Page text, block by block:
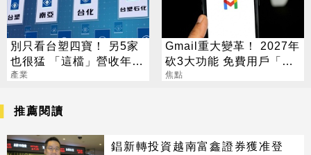
別只看台塑四寶！ 另5家
也很猛 「這檔」營收年增
衝7倍
產業
Gmail重大變革！ 2027年
砍3大功能 免費用戶「這
好康」不能用了
焦點
推薦閱讀
錩新轉投資越南富鑫證券獲准登